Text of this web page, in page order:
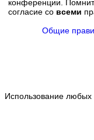
конференции.
согласие со всеми
Общие
Использование любых